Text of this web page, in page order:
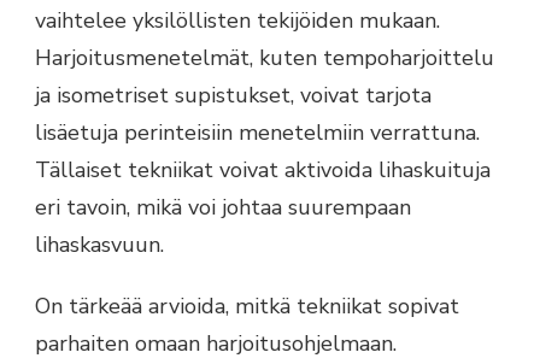
vaihtelee yksilöllisten tekijöiden mukaan.
Harjoitusmenetelmät, kuten tempoharjoittelu
ja isometriset supistukset, voivat tarjota
lisäetuja perinteisiin menetelmiin verrattuna.
Tällaiset tekniikat voivat aktivoida lihaskuituja
eri tavoin, mikä voi johtaa suurempaan
lihaskasvuun.
On tärkeää arvioida, mitkä tekniikat sopivat
parhaiten omaan harjoitusohjelmaan.